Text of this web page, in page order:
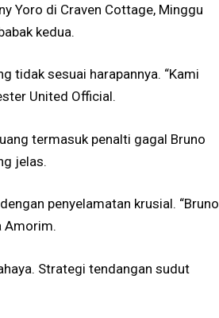
Yoro di Craven Cottage, Minggu
kedua.
tidak sesuai harapannya. “Kami
United Official.
termasuk penalti gagal Bruno
jelas.
penyelamatan krusial. “Bruno
Amorim.
Strategi tendangan sudut